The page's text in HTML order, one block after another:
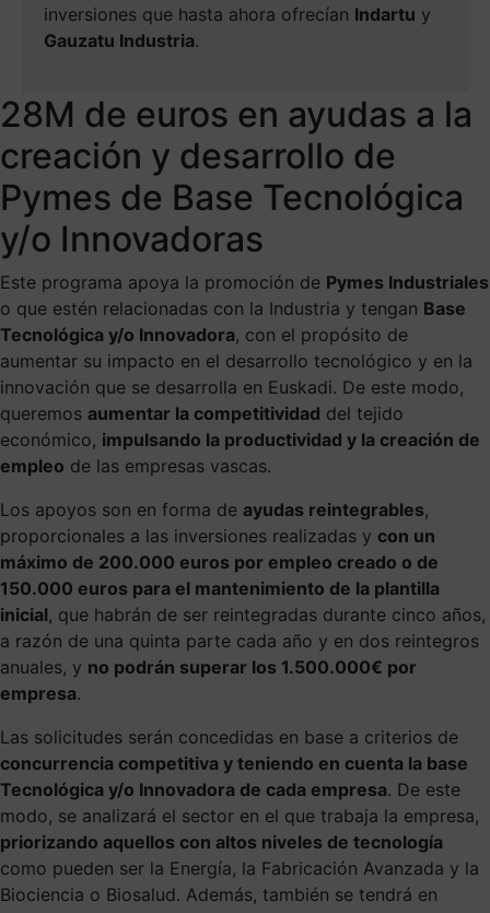
inversiones que hasta ahora ofrecían Indartu y
Gauzatu Industria.
28M de euros en ayudas a la
creación y desarrollo de
Pymes de Base Tecnológica
y/o Innovadoras
Este programa apoya la promoción de Pymes Industriales
o que estén relacionadas con la Industria y tengan Base
Tecnológica y/o Innovadora, con el propósito de
aumentar su impacto en el desarrollo tecnológico y en la
innovación que se desarrolla en Euskadi. De este modo,
queremos aumentar la competitividad del tejido
económico, impulsando la productividad y la creación de
empleo de las empresas vascas.
Los apoyos son en forma de ayudas reintegrables,
proporcionales a las inversiones realizadas y con un
máximo de 200.000 euros por empleo creado o de
150.000 euros para el mantenimiento de la plantilla
inicial, que habrán de ser reintegradas durante cinco años,
a razón de una quinta parte cada año y en dos reintegros
anuales, y no podrán superar los 1.500.000€ por
empresa.
Las solicitudes serán concedidas en base a criterios de
concurrencia competitiva y teniendo en cuenta la base
Tecnológica y/o Innovadora de cada empresa. De este
modo, se analizará el sector en el que trabaja la empresa,
priorizando aquellos con altos niveles de tecnología
como pueden ser la Energía, la Fabricación Avanzada y la
Biociencia o Biosalud. Además, también se tendrá en